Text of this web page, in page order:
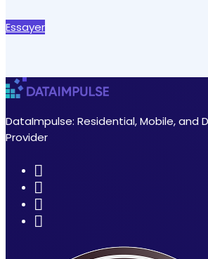
Essayer
DataImpulse: Residential, Mobile, and
Provider